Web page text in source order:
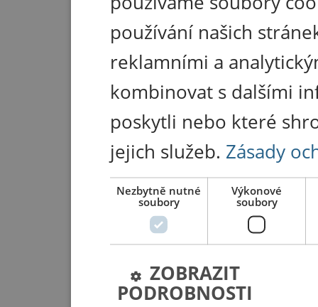
používání našich
reklamními a
kombinovat s dalšími
poskytli nebo které
jejich služeb. Zásady
Nezbytně nutné
soubory
Výkonové
soubory
ZOBRAZIT
PODROBNOSTI